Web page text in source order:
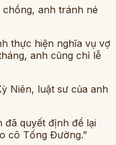
anh tránh né
thực hiện nghĩa vụ vợ
anh cũng chỉ lễ
Niên, luật sư của anh
đã quyết định để lại
cô Tống Đường.”